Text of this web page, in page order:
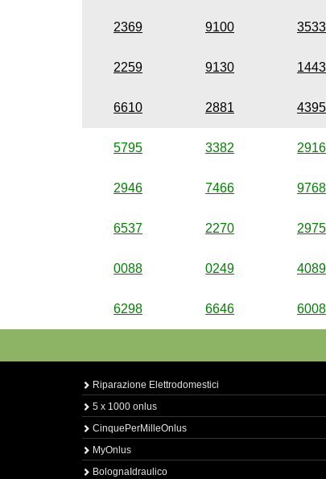
2369 9100 3533
2259 9130 1443
6610 2881 4395
5795 3382 2916
2946 7466 9768
6537 2270 2975
0088 0249 4089
6298 6646 6008
Riparazione Elettrodomestici
5 x 1000 onlus
CinquePerMilleOnlus
MyOnlus
BolognaIdraulico